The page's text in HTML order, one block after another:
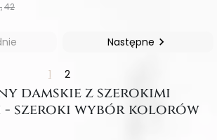
42
1 2
Następne 
damskie z szerokimi
- szeroki wybór kolorów